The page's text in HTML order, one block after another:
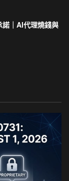
｜AI代理燒錢與